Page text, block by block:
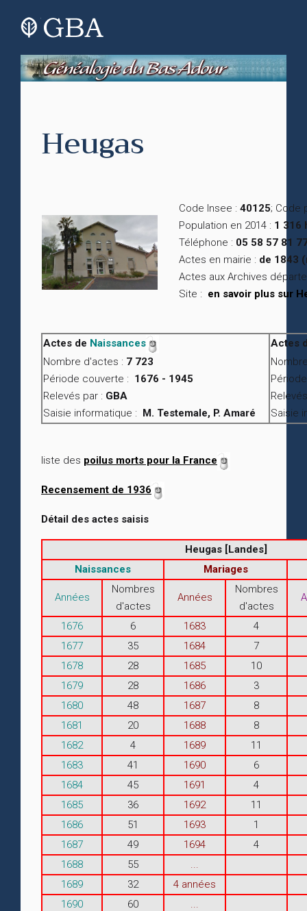
Heugas
Code Insee : 40125; Code
Population en 2014 : 1 316
Téléphone : 05 58 57 81
Actes en mairie : de 1843
Actes aux Archives
Site : en savoir plus sur
Actes de Naissances
Nombre d'actes : 7 723
Période couverte : 1676 - 1945
Relevés par : GBA
Saisie informatique : M. Testemale, P. Amaré
Actes
Saisie
liste des poilus morts pour la France
Recensement de 1936
Détail des actes saisis
Heugas [Landes]
Naissances
Mariages
Années
Nombres
d'actes
Années
Nombres
d'actes
1676 6 1683
4
1677
35 1684
7
1678
28 1685
10
1679
28 1686
3
1680
48 1687
8
1681
20 1688
8
1682
4 1689
11
1683
41 1690
6
1684
45 1691
4
1685
36 1692
11
1686
51 1693
1
1687
49 1694
4
1688
55
1689
32
4 années
1690
60